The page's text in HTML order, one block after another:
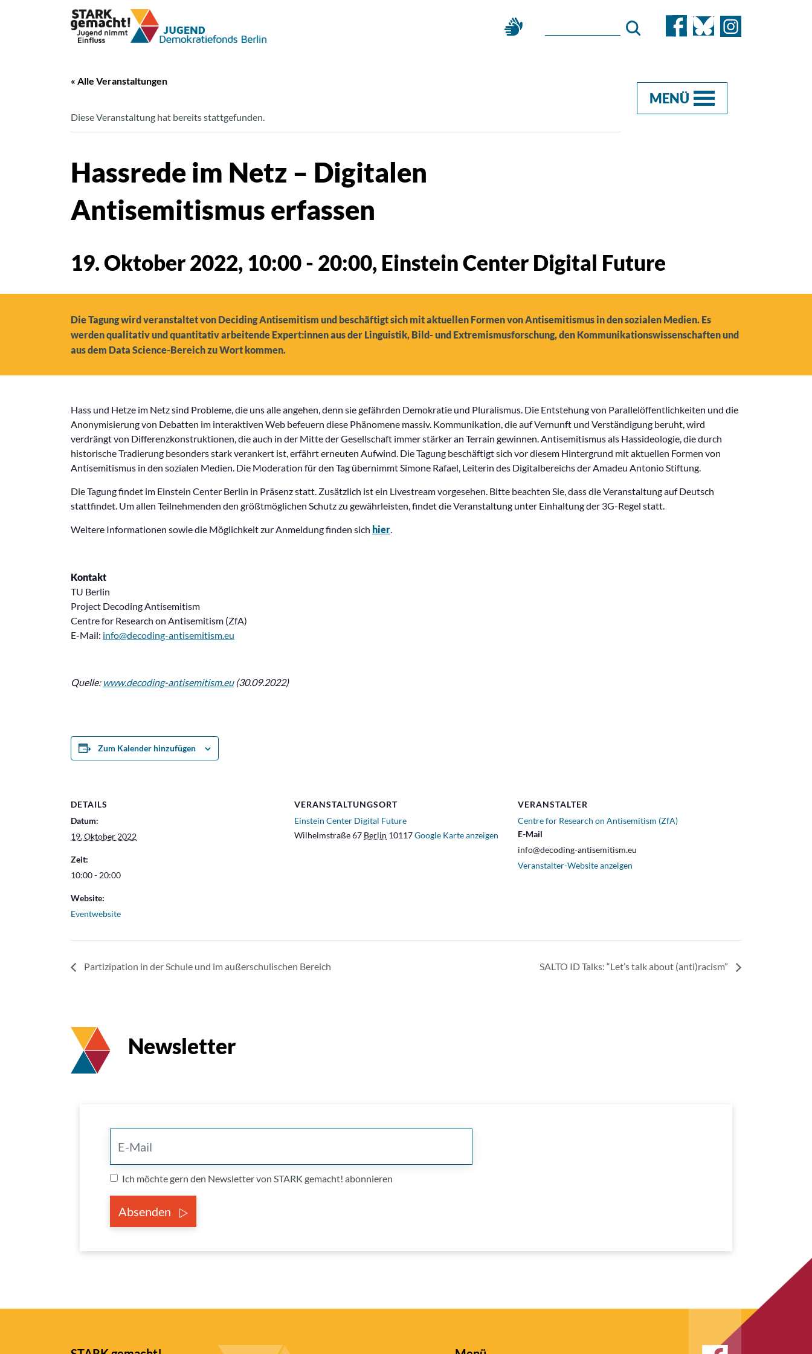
MENÜ
« Alle Veranstaltungen
Diese Veranstaltung hat bereits stattgefunden.
Hassrede im Netz – Digitalen
Antisemitismus erfassen
19. Oktober 2022, 10:00- 20:00, Einstein Center Digital Future
Die Tagung wird veranstaltet von Deciding Antisemitism und beschäftigt sich mit aktuellen Formen von Antisemitismus in den sozialen Medien. Es
werden qualitativ und quantitativ arbeitende Expert:innen aus der Linguistik, Bild- und Extremismusforschung, den Kommunikationswissenschaften und
aus dem Data Science-Bereich zu Wort kommen.
Hass und Hetze im Netz sind Probleme, die uns alle angehen, denn sie gefährden Demokratie und Pluralismus. Die Entstehung von Parallelöffentlichkeiten und die
Anonymisierung von Debatten im interaktiven Web befeuern diese Phänomene massiv. Kommunikation, die auf Vernunft und Verständigung beruht, wird
verdrängt von Differenzkonstruktionen, die auch in der Mitte der Gesellschaft immer stärker an Terrain gewinnen. Antisemitismus als Hassideologie, die durch
historische Tradierung besonders stark verankert ist, erfährt erneuten Aufwind. Die Tagung beschäftigt sich vor diesem Hintergrund mit aktuellen Formen von
Antisemitismus in den sozialen Medien. Die Moderation für den Tag übernimmt Simone Rafael, Leiterin des Digitalbereichs der Amadeu Antonio Stiftung.
Die Tagung findet im Einstein Center Berlin in Präsenz statt. Zusätzlich ist ein Livestream vorgesehen. Bitte beachten Sie, dass die Veranstaltung auf Deutsch
stattfindet. Um allen Teilnehmenden den größtmöglichen Schutz zu gewährleisten, findet die Veranstaltung unter Einhaltung der 3G-Regel statt.
Weitere Informationen sowie die Möglichkeit zur Anmeldung finden sich hier.
Kontakt
TU Berlin
Project Decoding Antisemitism
Centre for Research on Antisemitism (ZfA)
E-Mail: info@decoding-antisemitism.eu
Quelle: www.decoding-antisemitism.eu(30.09.2022)
Zum Kalender hinzufügen
DETAILS
Datum:
19. Oktober 2022
Zeit:
10:00 - 20:00
Website:
Eventwebsite
VERANSTALTUNGSORT
Einstein Center Digital Future
Wilhelmstraße 67 Berlin 10117Google Karte anzeigen
VERANSTALTER
Centre for Research on Antisemitism (ZfA)
E-Mail
info@decoding-antisemitism.eu
Veranstalter-Website anzeigen
Partizipation in der Schule und im außerschulischen Bereich SALTO ID Talks: “Let’s talk about (anti)racism”
Newsletter
Ich möchte gern den Newsletter von STARK gemacht! abonnieren
Absenden